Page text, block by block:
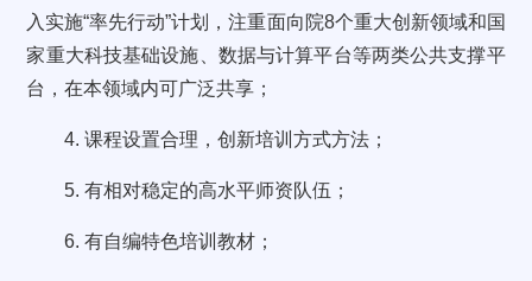
入实施“率先行动”计划，注重面向院8个重大创新领域和国
家重大科技基础设施、数据与计算平台等两类公共支撑平
台，在本领域内可广泛共享；
4. 课程设置合理，创新培训方式方法；
5. 有相对稳定的高水平师资队伍；
6. 有自编特色培训教材；